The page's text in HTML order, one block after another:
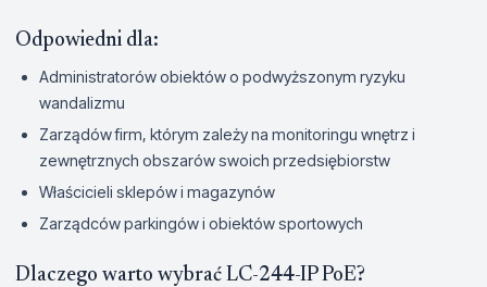
Odpowiedni dla:
Administratorów obiektów o podwyższonym ryzyku
wandalizmu
Zarządów firm, którym zależy na monitoringu wnętrz i
zewnętrznych obszarów swoich przedsiębiorstw
Właścicieli sklepów i magazynów
Zarządców parkingów i obiektów sportowych
Dlaczego warto wybrać LC-244-IP PoE?